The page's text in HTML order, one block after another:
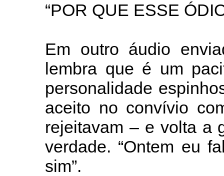
“POR QUE ESSE
Em outro áudio
lembra que é um
personalidade
aceito no convívio
rejeitavam – e volta a
verdade. “Ontem eu
sim”.